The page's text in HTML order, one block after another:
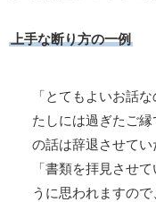
上手な断り方の一例
「とてもよいお話
たしには過ぎたご
の話は辞退させて
「書類を拝見させ
うに思われますの